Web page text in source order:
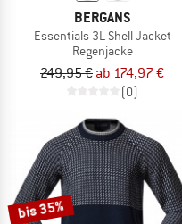
BERGANS
Essentials 3L Shell Jacket
Regenjacke
249,95 € ab 174,97 €
(0)
bis 35%